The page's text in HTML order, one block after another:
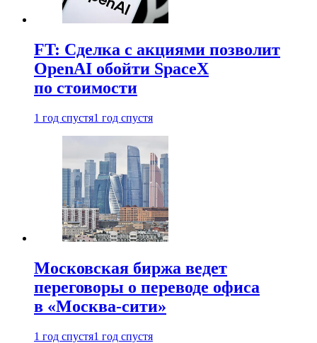
FT: Сделка с акциями позволит
OpenAI обойти SpaceX
по стоимости
1 год спустя1 год спустя
Московская биржа ведет
переговоры о переводе офиса
в «Москва-сити»
1 год спустя1 год спустя